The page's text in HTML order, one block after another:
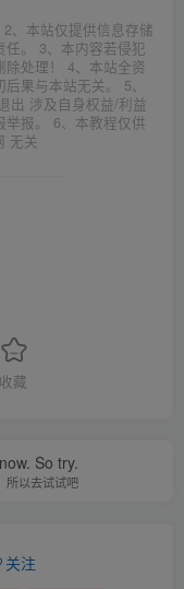
、本站仅提供信息存储
。 3、本内容若侵犯
处理！ 4、本站全资
果与本站无关。 5、
出 涉及自身权益/利益
报。 6、本教程仅供
无关
收藏
So try.
所以去试试吧
关注